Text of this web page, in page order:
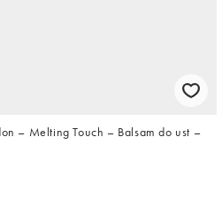
– Melting Touch – Balsam do ust –